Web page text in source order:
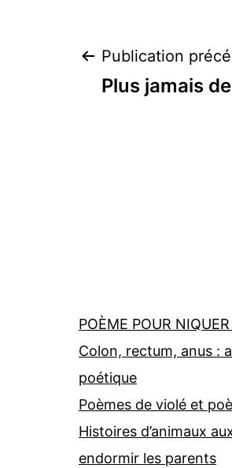
Publication
Plus jamais
POÈME POUR NIQUER
Colon, rectum, anus :
poétique
Poèmes de violé et
Histoires d’animaux
endormir les parents